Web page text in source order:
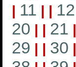
| 11 | | 12
20 | | 21 |
29 | | 30 |